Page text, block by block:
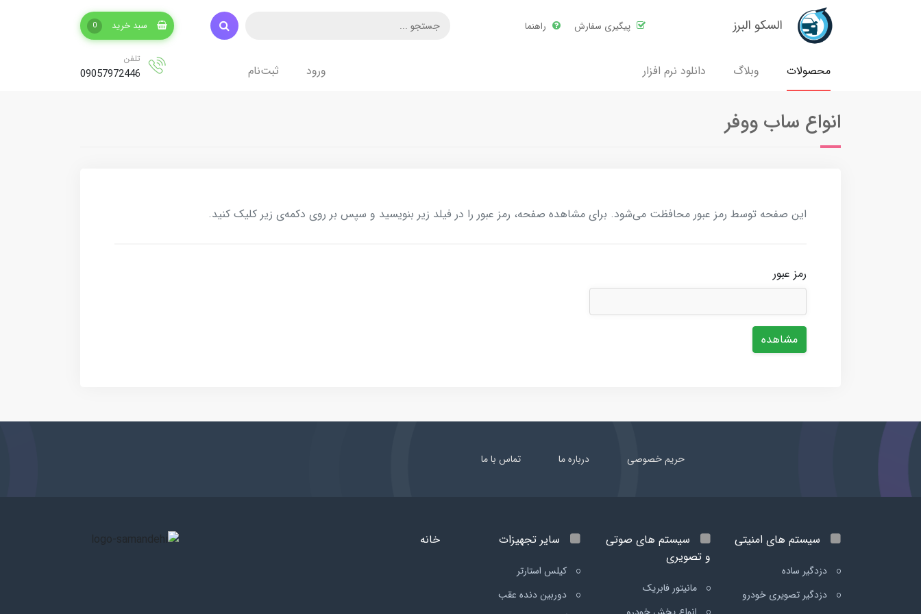
السکو البرز پیگیری سفارش راهنما سبد خرید 0
محصولات وبلاگ دانلود نرم افزار ورود ثبت‌نام
تلفن
09057972446
انواع ساب ووفر
این صفحه توسط رمز عبور محافظت می‌شود. برای مشاهده صفحه، رمز عبور را در فیلد زیر بنویسید و سپس بر روی دکمه‌ی زیر کلیک کنید.
رمز عبور
مشاهده
حریم خصوصی درباره ما تماس با ما
سیستم های امنیتی
دزدگیر ساده
دزدگیر تصویری خودرو
سیستم های صوتی
و تصویری
مانیتور فابریک
سایر تجهیزات
کیلس استارتر
دوربین دنده عقب
خانه